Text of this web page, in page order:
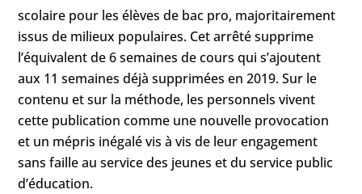
scolaire pour les élèves de bac pro, majoritairement
issus de milieux populaires. Cet arrêté supprime
l’équivalent de 6 semaines de cours qui s’ajoutent
aux 11 semaines déjà supprimées en 2019. Sur le
contenu et sur la méthode, les personnels vivent
cette publication comme une nouvelle provocation
et un mépris inégalé vis à vis de leur engagement
sans faille au service des jeunes et du service public
d’éducation.